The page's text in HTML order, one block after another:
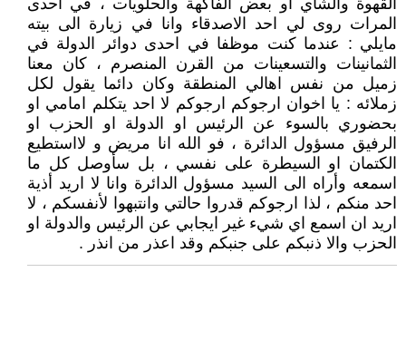
القهوة والشاي او بعض الفاكهة والحلويات ، في احدى
المرات روى لي احد الاصدقاء وانا في زيارة الى بيته
مايلي : عندما كنت موظفا في احدى دوائر الدولة في
الثمانينات والتسعينات من القرن المنصرم ، كان معنا
زميل من نفس اهالي المنطقة وكان دائما يقول لكل
زملائه : يا اخوان ارجوكم ارجوكم لا احد يتكلم امامي او
بحضوري بالسوء عن الرئيس او الدولة او الحزب او
الرفيق مسؤول الدائرة ، فو الله انا مريض و لااستطيع
الكتمان او السيطرة على نفسي ، بل سأوصل كل ما
اسمعه وأراه الى السيد مسؤول الدائرة وانا لا اريد أذية
احد منكم ، لذا ارجوكم قدروا حالتي وانتبهوا لأنفسكم ، لا
اريد ان اسمع اي شيء غير ايجابي عن الرئيس والدولة او
الحزب والا ذنبكم على جنبكم وقد اعذر من انذر .